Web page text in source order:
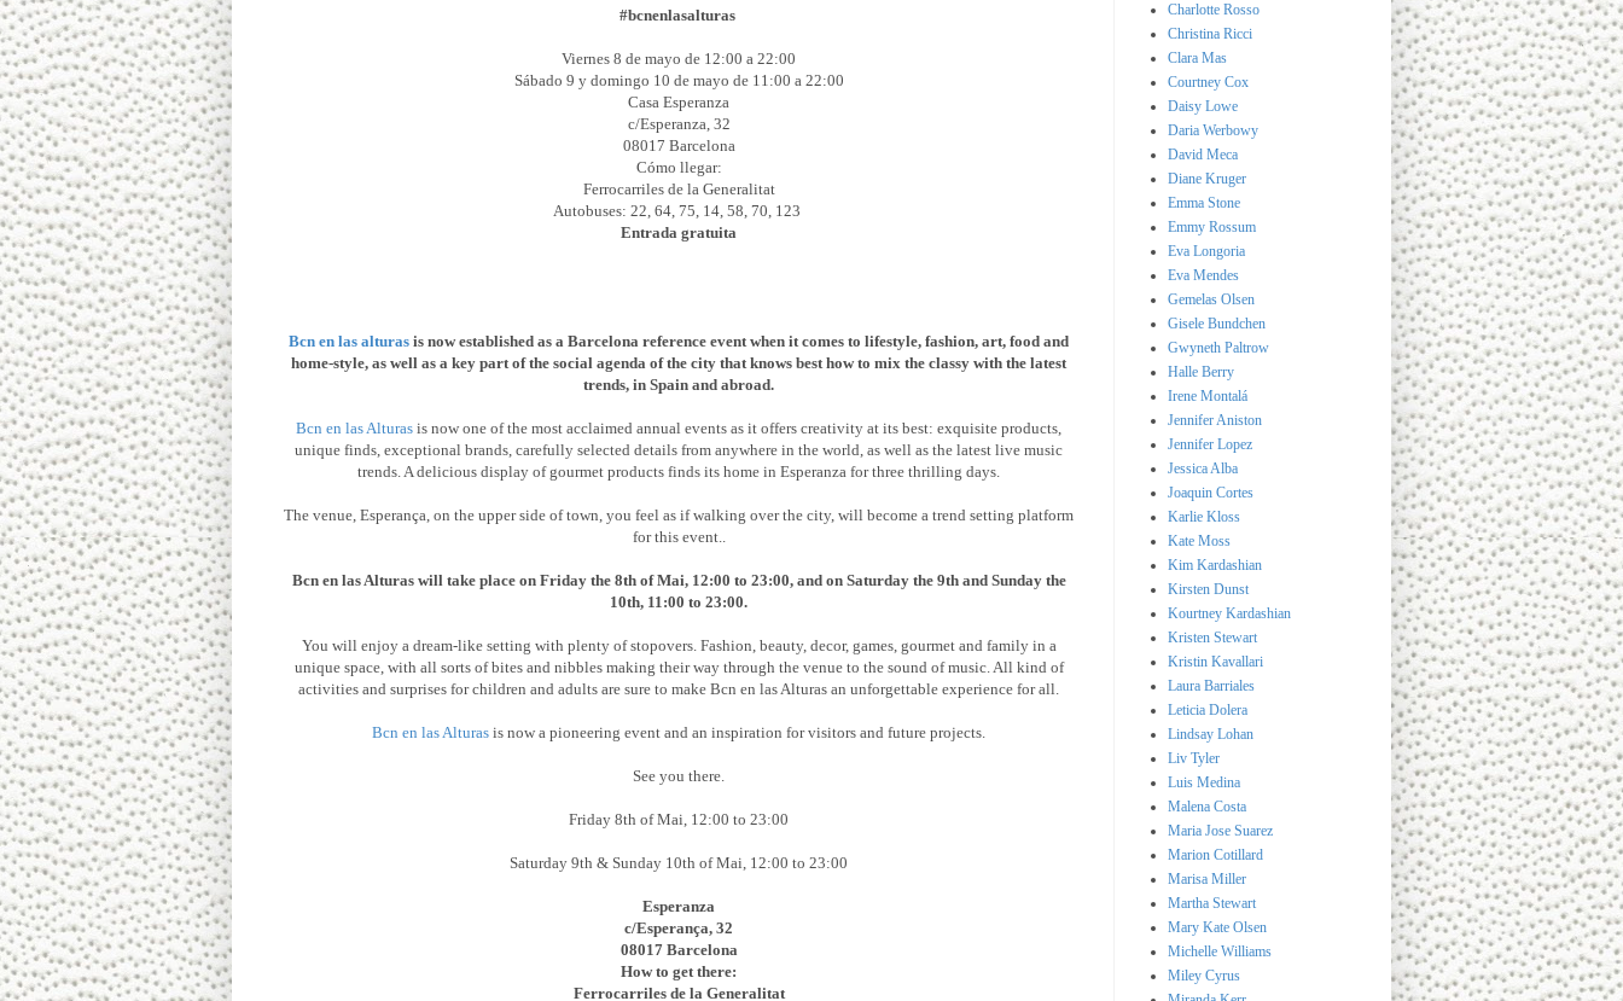
#bcnenlasalturas
Viernes 8 de mayo de 12:00 a 22:00
Sábado 9 y domingo 10 de mayo de 11:00 a 22:00
Casa Esperanza
c/Esperanza, 32
08017 Barcelona
Cómo llegar:
Ferrocarriles de la Generalitat
Autobuses: 22, 64, 75, 14, 58, 70, 123
Entrada gratuita
Bcn en las alturas is now established as a Barcelona reference event when it comes to lifestyle, fashion, art, food and
home-style, as well as a key part of the social agenda of the city that knows best how to mix the classy with the latest
trends, in Spain and abroad.
Bcn en las Alturas is now one of the most acclaimed annual events as it offers creativity at its best: exquisite products,
unique finds, exceptional brands, carefully selected details from anywhere in the world, as well as the latest live music
trends. A delicious display of gourmet products finds its home in Esperanza for three thrilling days.
The venue, Esperança, on the upper side of town, you feel as if walking over the city, will become a trend setting platform
for this event..
Bcn en las Alturas will take place on Friday the 8th of Mai, 12:00 to 23:00, and on Saturday the 9th and Sunday the
10th, 11:00 to 23:00.
You will enjoy a dream-like setting with plenty of stopovers. Fashion, beauty, decor, games, gourmet and family in a
unique space, with all sorts of bites and nibbles making their way through the venue to the sound of music. All kind of
activities and surprises for children and adults are sure to make Bcn en las Alturas an unforgettable experience for all.
Bcn en las Alturas is now a pioneering event and an inspiration for visitors and future projects.
See you there.
Friday 8th of Mai, 12:00 to 23:00
Saturday 9th & Sunday 10th of Mai, 12:00 to 23:00
Esperanza
c/Esperança, 32
08017 Barcelona
How to get there:
Ferrocarriles de la Generalitat
Charlotte Rosso
Christina Ricci
Clara Mas
Courtney Cox
Daisy Lowe
Daria Werbowy
David Meca
Diane Kruger
Emma Stone
Emmy Rossum
Eva Longoria
Eva Mendes
Gemelas Olsen
Gisele Bundchen
Gwyneth Paltrow
Halle Berry
Irene Montalá
Jennifer Aniston
Jennifer Lopez
Jessica Alba
Joaquin Cortes
Karlie Kloss
Kate Moss
Kim Kardashian
Kirsten Dunst
Kourtney Kardashian
Kristen Stewart
Kristin Kavallari
Laura Barriales
Leticia Dolera
Lindsay Lohan
Liv Tyler
Luis Medina
Malena Costa
Maria Jose Suarez
Marion Cotillard
Marisa Miller
Martha Stewart
Mary Kate Olsen
Michelle Williams
Miley Cyrus